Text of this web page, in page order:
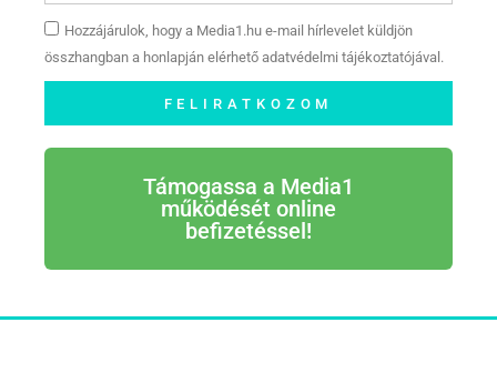
Hozzájárulok, hogy a Media1.hu e-mail hírlevelet küldjön
összhangban a honlapján elérhető adatvédelmi tájékoztatójával.
FELIRATKOZOM
Támogassa a Media1
működését online
befizetéssel!